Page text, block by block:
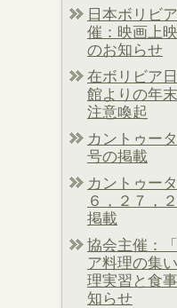
日本ボリビ
催：映画上
のお知らせ
在ボリビア
館よりの年
注意喚起
カントゥー
号の掲載
カントゥー
６，２７，
掲載
協会主催：
ア料理の集
理実習と食
知らせ